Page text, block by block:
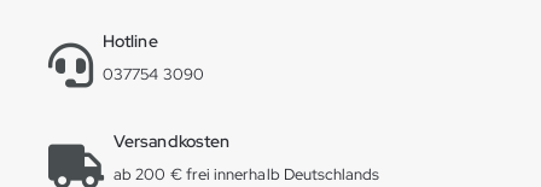
Hotline
037754 3090
Versandkosten
ab 200 € frei innerhalb Deutschlands